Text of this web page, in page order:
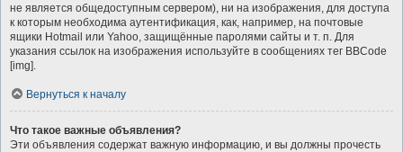
не является общедоступным сервером), ни на изображения, для доступа
к которым необходима аутентификация, как, например, на почтовые
ящики Hotmail или Yahoo, защищённые паролями сайты и т. п. Для
указания ссылок на изображения используйте в сообщениях тег BBCode
[img].
Вернуться к началу
Что такое важные объявления?
Эти объявления содержат важную информацию, и вы должны прочесть